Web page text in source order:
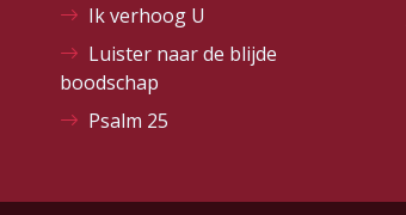
Ik verhoog U
Luister naar de blijde
boodschap
Psalm 25